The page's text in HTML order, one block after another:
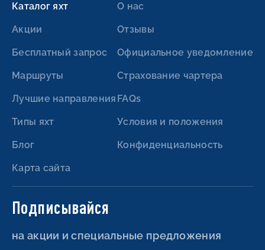
Каталог яхт
Акции
Бесплатный запрос
Маршруты
Лучшие направления
Типы яхт
Блог
Карта сайта
О нас
Отзывы
Официальное уведомление
Страхование чартера
FAQs
Условия и положения
Конфиденциальность
Подписывайся
на акции и специальные предложения